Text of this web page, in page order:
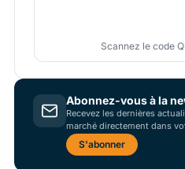
Scannez le code
Abonnez-vous à la
Recevez les dernières
marché directement dans
S'abonner